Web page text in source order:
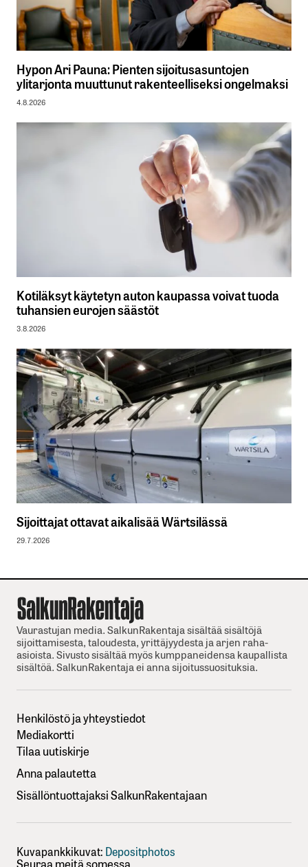
Hypon Ari Pauna: Pienten sijoitusasuntojen
ylitarjonta muuttunut rakenteelliseksi ongelmaksi
4.8.2026
Kotiläksyt käytetyn auton kaupassa voivat tuoda
tuhansien eurojen säästöt
3.8.2026
Sijoittajat ottavat aikalisää Wärtsilässä
29.7.2026
Vaurastujan media. SalkunRakentaja sisältää sisältöjä
sijoittamisesta, taloudesta, yrittäjyydesta ja arjen raha-
asioista. Sivusto sisältää myös kumppaneidensa kaupallista
sisältöä. SalkunRakentaja ei anna sijoitussuosituksia.
Henkilöstö ja yhteystiedot
Mediakortti
Tilaa uutiskirje
Anna palautetta
Sisällöntuottajaksi SalkunRakentajaan
Kuvapankkikuvat: Depositphotos
Seuraa meitä somessa